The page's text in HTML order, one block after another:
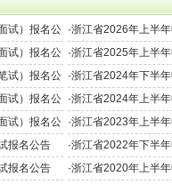
试）报名公 ·浙江省2026年上半
告
试）报名公 ·浙江省2025年上半
告
试）报名公 ·浙江省2024年下半
告
试）报名公 ·浙江省2024年上半
告
试）报名公 ·浙江省2023年上半
报名公告 ·浙江省2022年下半
报名公告 ·浙江省2020年上半